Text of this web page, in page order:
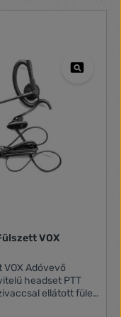
VOX
headset PTT
ellátott füles